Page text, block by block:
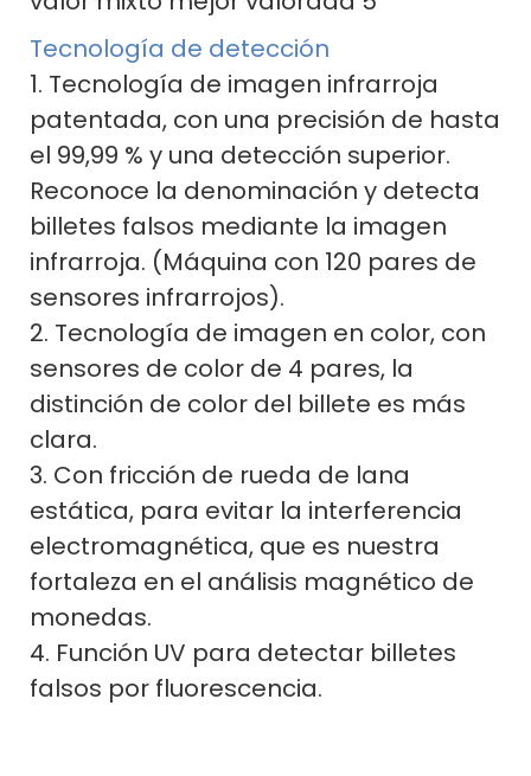
Tecnología de detección
1. Tecnología de imagen infrarroja
patentada, con una precisión de hasta
el 99,99 % y una detección superior.
Reconoce la denominación y detecta
billetes falsos mediante la imagen
infrarroja. (Máquina con 120 pares de
sensores infrarrojos).
2. Tecnología de imagen en color, con
sensores de color de 4 pares, la
distinción de color del billete es más
clara.
3. Con fricción de rueda de lana
estática, para evitar la interferencia
electromagnética, que es nuestra
fortaleza en el análisis magnético de
monedas.
4. Función UV para detectar billetes
falsos por fluorescencia.